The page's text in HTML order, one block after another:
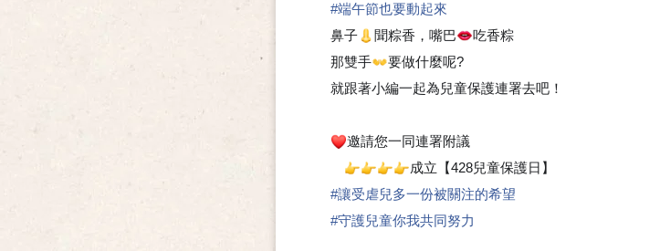
#端午節也要動起來
鼻子👃 聞粽香，嘴巴👄吃香粽
那雙手👐要做什麼呢?
就跟著小編一起為兒童保護連署去吧！
❤ 邀請您一同連署附議
👉👉👉👉成立【428兒童保護日】
#讓受虐兒多一份被關注的希望
#守護兒童你我共同努力